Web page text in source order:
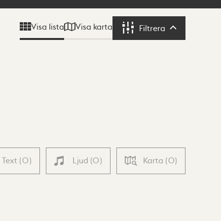
Visa lista Visa karta Filtrera Filtrera
Text (0) Ljud (0) Karta (0)